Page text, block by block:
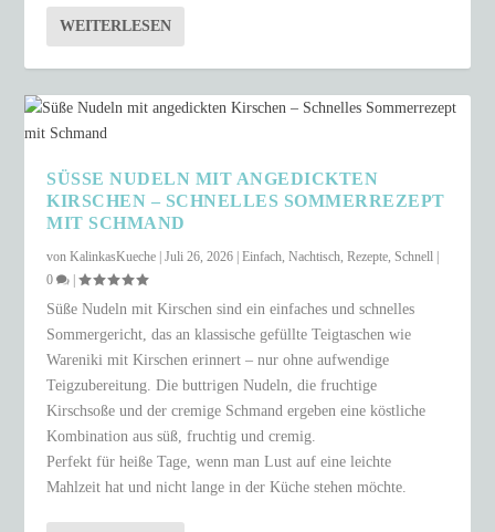
WEITERLESEN
SÜSSE NUDELN MIT ANGEDICKTEN K
IRSCHEN – SCHNELLES SOMMERREZEPT M
IT SCHMAND
vonKalinkasKueche |Juli 26, 2026 |Einfach,Nachtisch,Rezepte,Schnell
0
|
Süße Nudeln mit Kirschen sind ein einfaches und schnelles
Sommergericht, das an klassische gefüllte Teigtaschen wie
Wareniki mit Kirschen erinnert – nur ohne aufwendige
Teigzubereitung. Die buttrigen Nudeln, die fruchtige
Kirschsoße und der cremige Schmand ergeben eine köstliche
Kombination aus süß, fruchtig und cremig.
Perfekt für heiße Tage, wenn man Lust auf eine leichte
Mahlzeit hat und nicht lange in der Küche stehen möchte.